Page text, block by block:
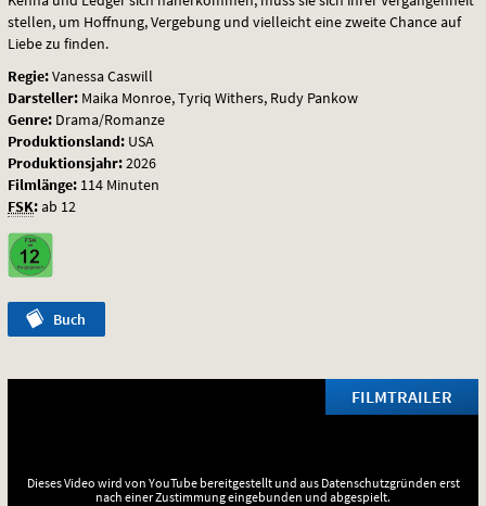
Reminders
Of
Him
stellen, um Hoffnung, Vergebung und vielleicht eine zweite Chance auf
Liebe zu finden.
Regie:Vanessa Caswill
Darsteller: Maika Monroe, Tyriq Withers, Rudy Pankow
Genre: Drama/Romanze
Produktionsland: USA
Produktionsjahr:2026
Filmlänge: 114 Minuten
FSK:ab 12
Buch
FILMTRAILER
Dieses Video wird von YouTube bereitgestellt und aus Datenschutzgründen erst
nach einer Zustimmung eingebunden und abgespielt.